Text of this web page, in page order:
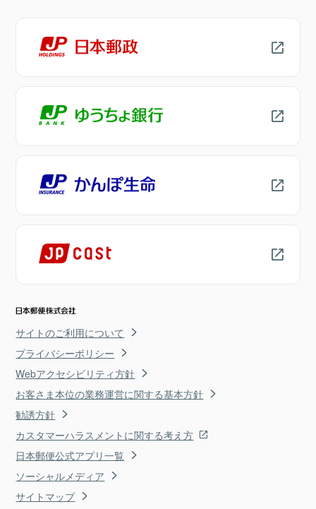
サイトのご利用について
プライバシーポリシー
Webアクセシビリティ方針
お客さま本位の業務運営に関する基本方針
勧誘方針
カスタマーハラスメントに関する考え方
日本郵便公式アプリ一覧
ソーシャルメディア
サイトマップ